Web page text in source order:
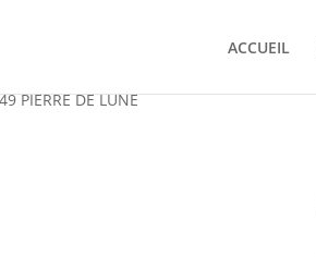
ACCUEIL
PIERRE DE LUNE